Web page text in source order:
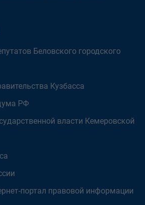
Беловского городского
Кузбасса
РФ
власти Кемеровской
портал правовой информации